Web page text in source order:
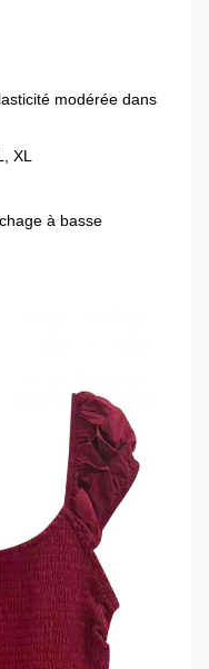
modérée dans
XL
à basse